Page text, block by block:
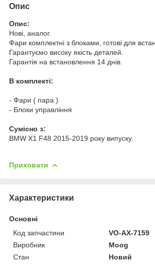
Опис
Опис:
Нові, аналог.
Фари комплектні з блоками, готові для
Гарантуємо високу якість деталей.
Гарантія на встановлення 14 днів.
В комплекті:
- Фари ( пара )
- Блоки управління
Cумісно з:
BMW X1 F48 2015-2019 року випуску.
Приховати
Характеристики
Основні
Код запчастини
VO-AX-7159
Виробник
Moog
Стан
Новий